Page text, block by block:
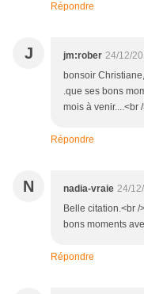
Répondre
J jm:rober 24/12/
bonsoir
.que ses bons
mois à venir....<br
Répondre
N nadia-vraie 24/
Belle citation.<br
bons moments
Répondre